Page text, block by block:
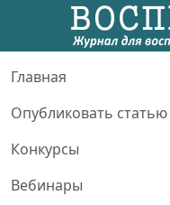
Главная
Опубликовать статью
Конкурсы
Вебинары